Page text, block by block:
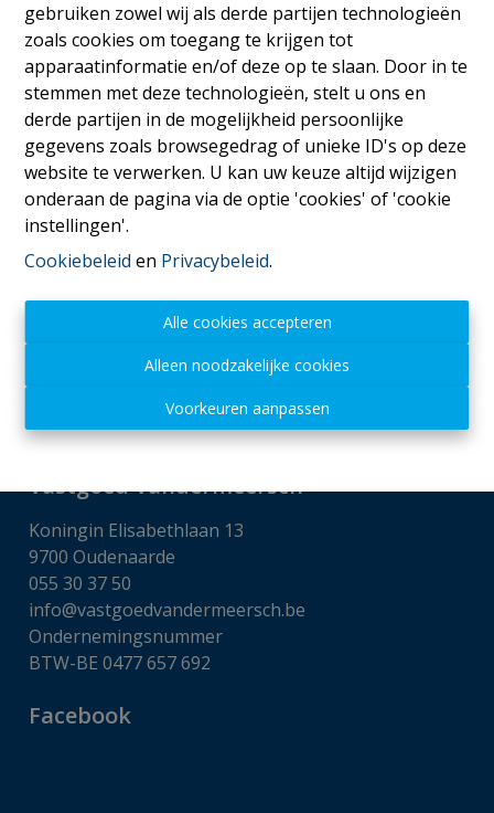
gebruiken zowel wij als derde partijen technologieën
zoals cookies om toegang te krijgen tot
apparaatinformatie en/of deze op te slaan. Door in te
stemmen met deze technologieën, stelt u ons en
derde partijen in de mogelijkheid persoonlijke
gegevens zoals browsegedrag of unieke ID's op deze
website te verwerken. U kan uw keuze altijd wijzigen
onderaan de pagina via de optie 'cookies' of 'cookie
instellingen'.
Cookiebeleid en Privacybeleid.
Alle cookies accepteren
Alleen noodzakelijke cookies
Voorkeuren aanpassen
Te koop Te huur
Erkend vastgoedmakelaar
BIV nummer 503 227 - Lid
Vastgoedmakelaar-bemiddelaar
Beroepsinstituut van Vastgoedmakelaars,
Onderworpen aan dedeontologische code van het
Disclaimer-Privacy statement
Vastgoed Vandermeersch
Koningin Elisabethlaan 13
9700 Oudenaarde
055 30 37 50
info@vastgoedvandermeersch.be
Ondernemingsnummer
BTW-BE 0477 657 692
Facebook